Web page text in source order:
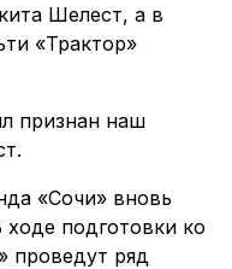
Шелест, а в
«Трактор»
признан наш
«Сочи» вновь
ходе подготовки ко
проведут ряд